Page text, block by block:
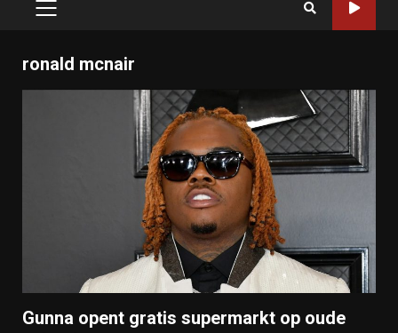
PRIMARY
ronald mcnair
Gunna opent gratis supermarkt op oude